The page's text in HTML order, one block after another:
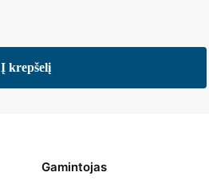
Į krepšelį
Gamintojas